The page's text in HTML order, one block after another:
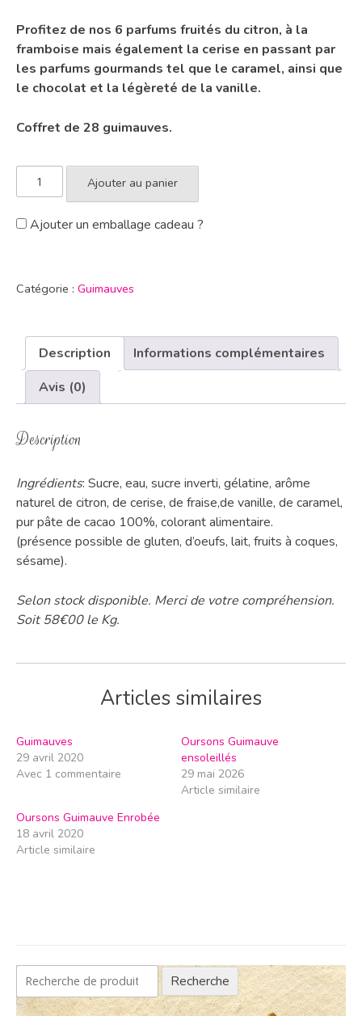
Profitez de nos 6 parfums fruités du citron, à la
framboise mais également la cerise en passant par
les parfums gourmands tel que le caramel, ainsi que
le chocolat et la légèreté de la vanille.
Coffret de 28 guimauves.
Ajouter au panier
Ajouter un emballage cadeau ?
Catégorie : Guimauves
Description
Informations complémentaires
Avis (0)
Description
Ingrédients: Sucre, eau, sucre inverti, gélatine, arôme
naturel de citron, de cerise, de fraise,de vanille, de caramel,
pur pâte de cacao 100%, colorant alimentaire.
(présence possible de gluten, d’oeufs, lait, fruits à coques,
sésame).
Selon stock disponible. Merci de votre compréhension.
Soit 58€00 le Kg.
Articles similaires
Guimauves
29 avril 2020
Avec 1 commentaire
Oursons Guimauve
ensoleillés
29 mai 2026
Article similaire
Oursons Guimauve Enrobée
18 avril 2020
Article similaire
Recherche